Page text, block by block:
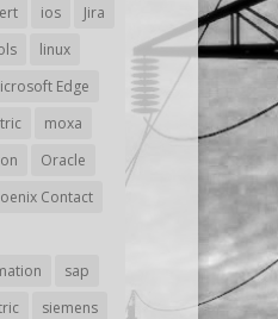
ios
Jira
linux
Edge
moxa
Oracle
Contact
sap
siemens